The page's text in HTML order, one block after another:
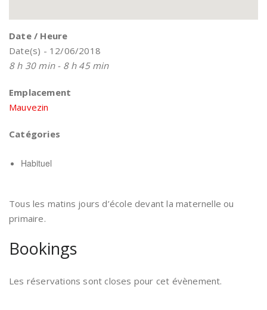
Date / Heure
Date(s) - 12/06/2018
8 h 30 min - 8 h 45 min
Emplacement
Mauvezin
Catégories
Habituel
Tous les matins jours d’école devant la maternelle ou
primaire.
Bookings
Les réservations sont closes pour cet évènement.